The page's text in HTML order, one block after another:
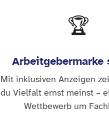
🏆
Arbeitgebermarke
Mit inklusiven Anzeigen
du Vielfalt ernst meinst –
Wettbewerb um